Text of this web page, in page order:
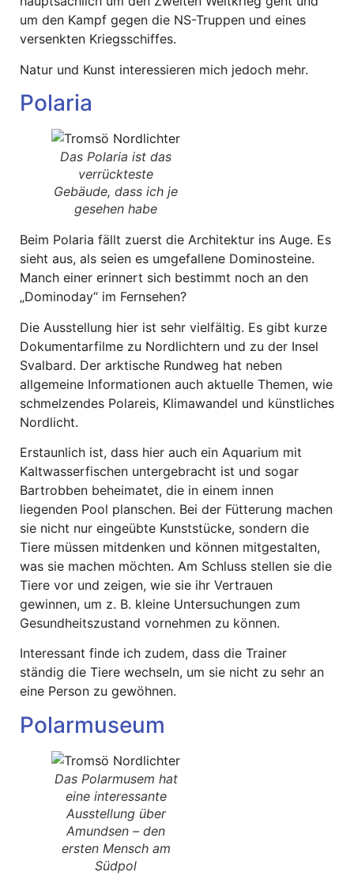
um den Kampf gegen die NS-Truppen und eines
versenkten Kriegsschiffes.
Natur und Kunst interessieren mich jedoch mehr.
Polaria
Das Polaria ist das
verrückteste
Gebäude, dass ich je
gesehen habe
Beim Polaria fällt zuerst die Architektur ins Auge. Es
sieht aus, als seien es umgefallene Dominosteine.
Manch einer erinnert sich bestimmt noch an den
„Dominoday“ im Fernsehen?
Die Ausstellung hier ist sehr vielfältig. Es gibt kurze
Dokumentarfilme zu Nordlichtern und zu der Insel
Svalbard. Der arktische Rundweg hat neben
allgemeine Informationen auch aktuelle Themen, wie
schmelzendes Polareis, Klimawandel und künstliches
Nordlicht.
Erstaunlich ist, dass hier auch ein Aquarium mit
Kaltwasserfischen untergebracht ist und sogar
Bartrobben beheimatet, die in einem innen
liegenden Pool planschen. Bei der Fütterung machen
sie nicht nur eingeübte Kunststücke, sondern die
Tiere müssen mitdenken und können mitgestalten,
was sie machen möchten. Am Schluss stellen sie die
Tiere vor und zeigen, wie sie ihr Vertrauen
gewinnen, um z. B. kleine Untersuchungen zum
Gesundheitszustand vornehmen zu können.
Interessant finde ich zudem, dass die Trainer
ständig die Tiere wechseln, um sie nicht zu sehr an
eine Person zu gewöhnen.
Polarmuseum
Das Polarmusem hat
eine interessante
Ausstellung über
Amundsen – den
ersten Mensch am
Südpol